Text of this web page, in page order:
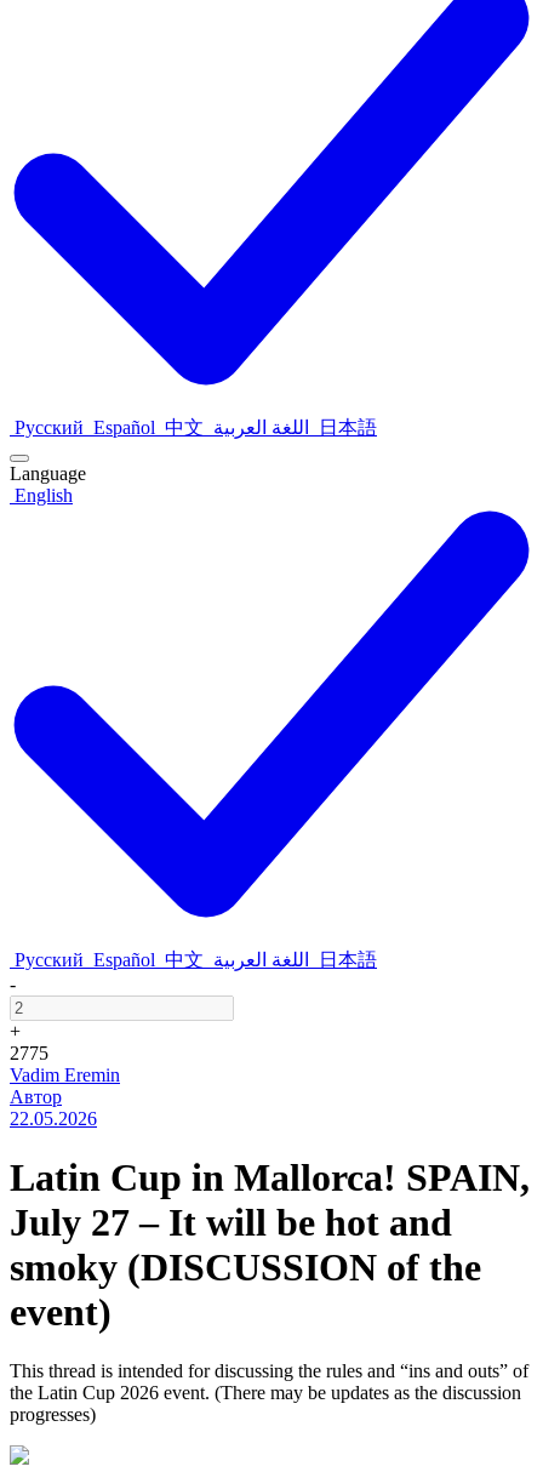
Русский Español 中文 اللغة العربية 日本語
Language
English
Русский Español 中文 اللغة العربية
日本語
-
+
2775
Vadim Eremin
Автор
22.05.2026
Latin Cup in Mallorca! SPAIN,
July 27 – It will be hot and
smoky (DISCUSSION of the
event)
This thread is intended for discussing the rules and “ins and outs” of
the Latin Cup 2026 event. (There may be updates as the discussion
progresses)